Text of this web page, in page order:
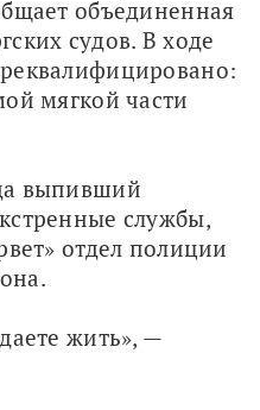
объединенная
судов. В ходе
мягкой части
выпивший
службы,
отдел полиции
жить», —